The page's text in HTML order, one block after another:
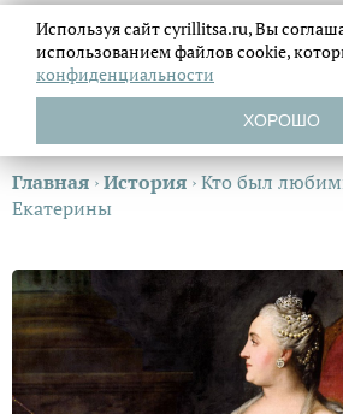
Главная ›История ›Кто был
Екатерины
Используя сайт cyrillitsa.ru, Вы
использованием файловcookie,
конфиденциальности
ХОРОШО